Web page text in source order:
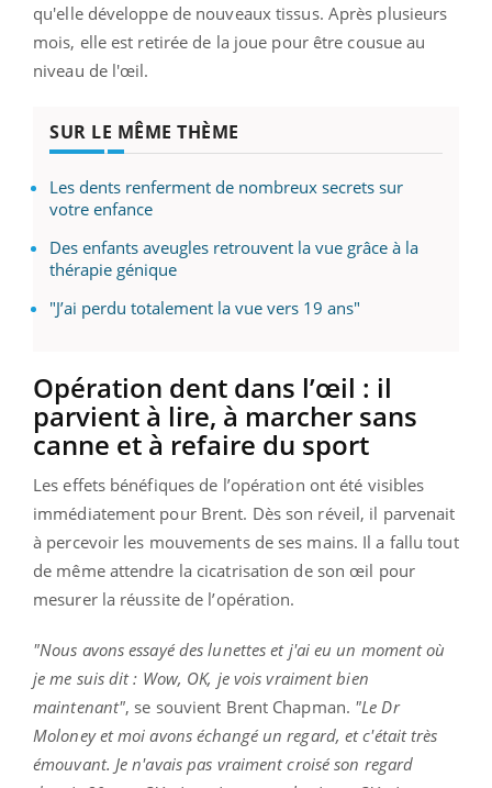
qu'elle développe de nouveaux tissus. Après plusieurs
mois, elle est retirée de la joue pour être cousue au
niveau de l'œil.
SUR LE MÊME THÈME
Les dents renferment de nombreux secrets sur
votre enfance
Des enfants aveugles retrouvent la vue grâce à la
thérapie génique
"J’ai perdu totalement la vue vers 19 ans"
Opération dent dans l’œil : il
parvient à lire, à marcher sans
canne et à refaire du sport
Les effets bénéfiques de l’opération ont été visibles
immédiatement pour Brent. Dès son réveil, il parvenait
à percevoir les mouvements de ses mains. Il a fallu tout
de même attendre la cicatrisation de son œil pour
mesurer la réussite de l’opération.
"Nous avons essayé des lunettes et j'ai eu un moment où
je me suis dit : Wow, OK, je vois vraiment bien
maintenant", se souvient Brent Chapman. "Le Dr
Moloney et moi avons échangé un regard, et c'était très
émouvant. Je n'avais pas vraiment croisé son regard